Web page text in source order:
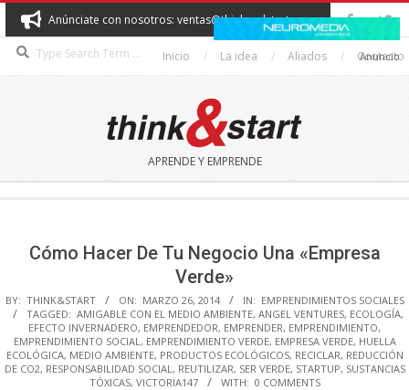
Skip
to
content
Anúnciate con nosotros: ventas@thinkandstart.com
Inicio La idea Aliados Contacto
THINK&START
APRENDE Y EMPRENDE
Anuncio
Cómo Hacer De Tu Negocio Una «Empresa
Verde»
BY: THINK&START ON: MARZO 26, 2014 IN: EMPRENDIMIENTOS SOCIALES
TAGGED: AMIGABLE CON EL MEDIO AMBIENTE, ANGEL VENTURES, ECOLOGÍA,
EFECTO INVERNADERO, EMPRENDEDOR, EMPRENDER, EMPRENDIMIENTO,
EMPRENDIMIENTO SOCIAL, EMPRENDIMIENTO VERDE, EMPRESA VERDE, HUELLA
ECOLÓGICA, MEDIO AMBIENTE, PRODUCTOS ECOLÓGICOS, RECICLAR, REDUCCIÓN
DE CO2, RESPONSABILIDAD SOCIAL, REUTILIZAR, SER VERDE, STARTUP, SUSTANCIAS
TÓXICAS, VICTORIA147 WITH: 0 COMMENTS